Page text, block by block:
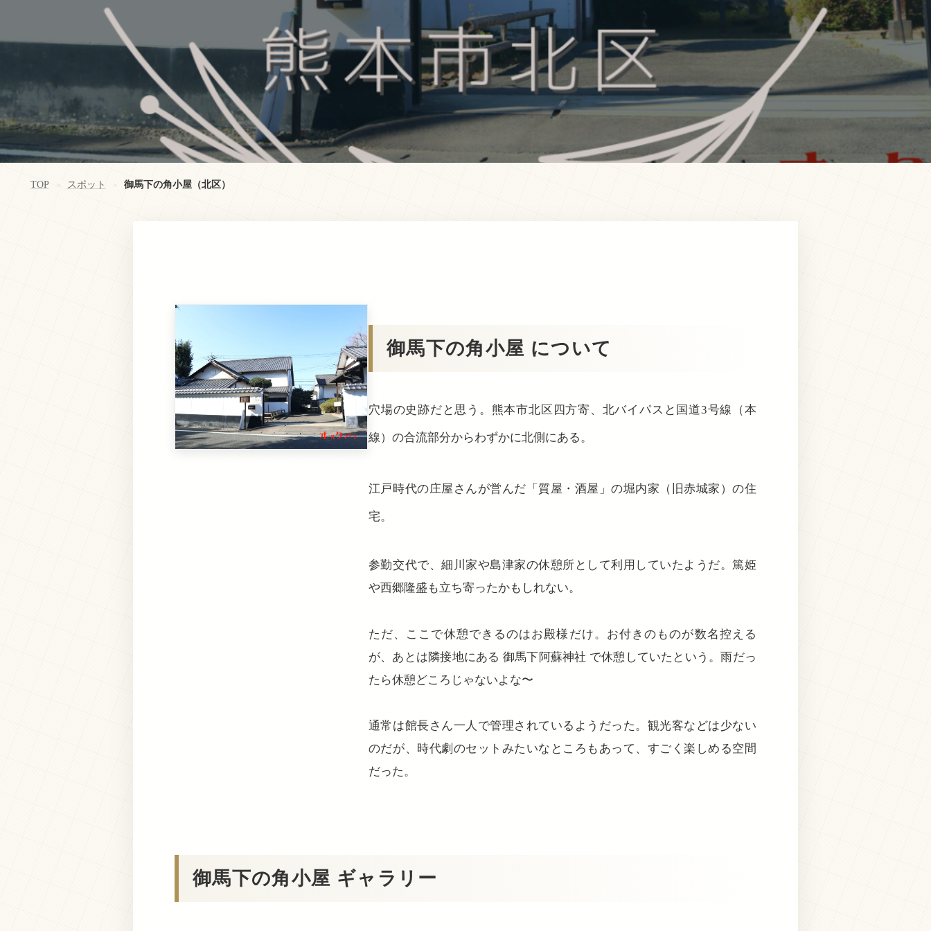
TOP > スポット > 御馬下の角小屋（北区）
御馬下の角小屋 について
穴場の史跡だと思う。熊本市北区四方寄、北バイパスと国道3号線（本
線）の合流部分からわずかに北側にある。
江戸時代の庄屋さんが営んだ「質屋・酒屋」の堀内家（旧赤城家）の住
宅。
参勤交代で、細川家や島津家の休憩所として利用していたようだ。篤姫
や西郷隆盛も立ち寄ったかもしれない。
ただ、ここで休憩できるのはお殿様だけ。お付きのものが数名控える
が、あとは隣接地にある 御馬下阿蘇神社 で休憩していたという。雨だっ
たら休憩どころじゃないよな〜
通常は館長さん一人で管理されているようだった。観光客などは少ない
のだが、時代劇のセットみたいなところもあって、すごく楽しめる空間
だった。
御馬下の角小屋 ギャラリー